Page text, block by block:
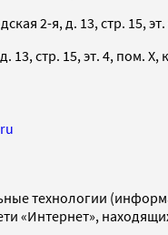
2-я, д. 13, стр. 15,
13, стр. 15, эт. 4, пом. X,
технологии
«Интернет»,